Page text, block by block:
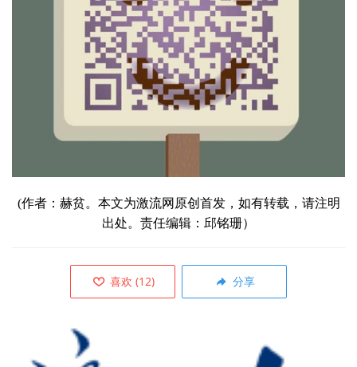
(作者：赫贫。本文为激流网原创首发，如有转载，请注明
出处。责任编辑：邱铭珊）
喜欢 (12) 分享